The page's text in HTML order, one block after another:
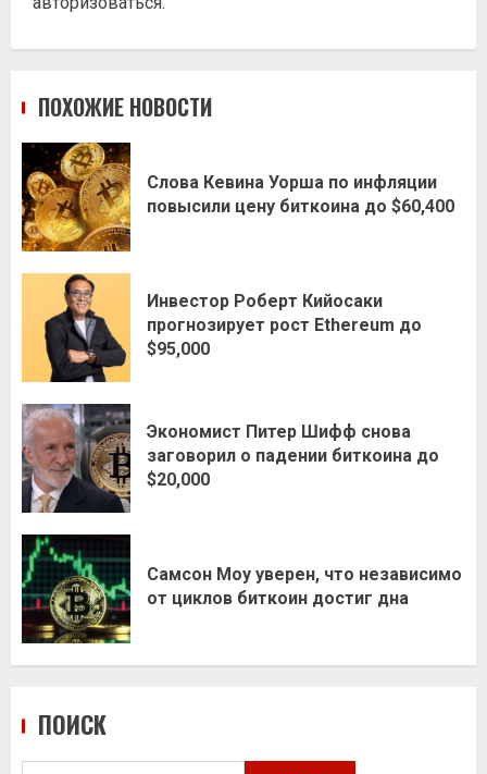
ПОХОЖИЕ НОВОСТИ
Слова Кевина Уорша по инфляции
повысили цену биткоина до $60,400
Инвестор Роберт Кийосаки
прогнозирует рост Ethereum до
$95,000
Экономист Питер Шифф снова
заговорил о падении биткоина до
$20,000
Самсон Моу уверен, что независимо
от циклов биткоин достиг дна
ПОИСК